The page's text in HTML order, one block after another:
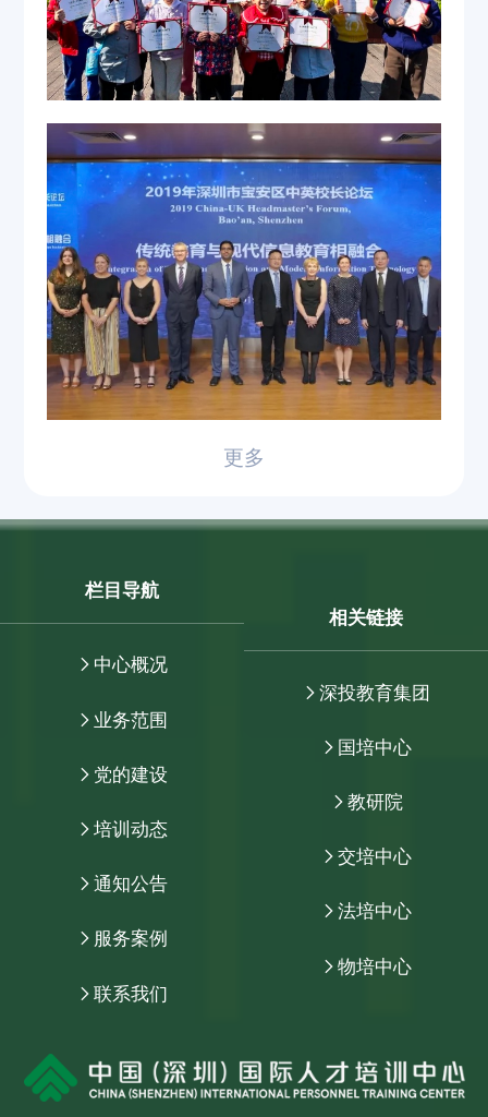
更多
栏目导航
中心概况
业务范围
党的建设
培训动态
通知公告
服务案例
联系我们
相关链接
深投教育集团
国培中心
教研院
交培中心
法培中心
物培中心